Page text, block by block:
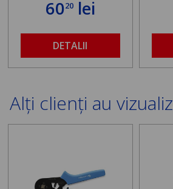
6020lei
DETALII
Alți clienți au